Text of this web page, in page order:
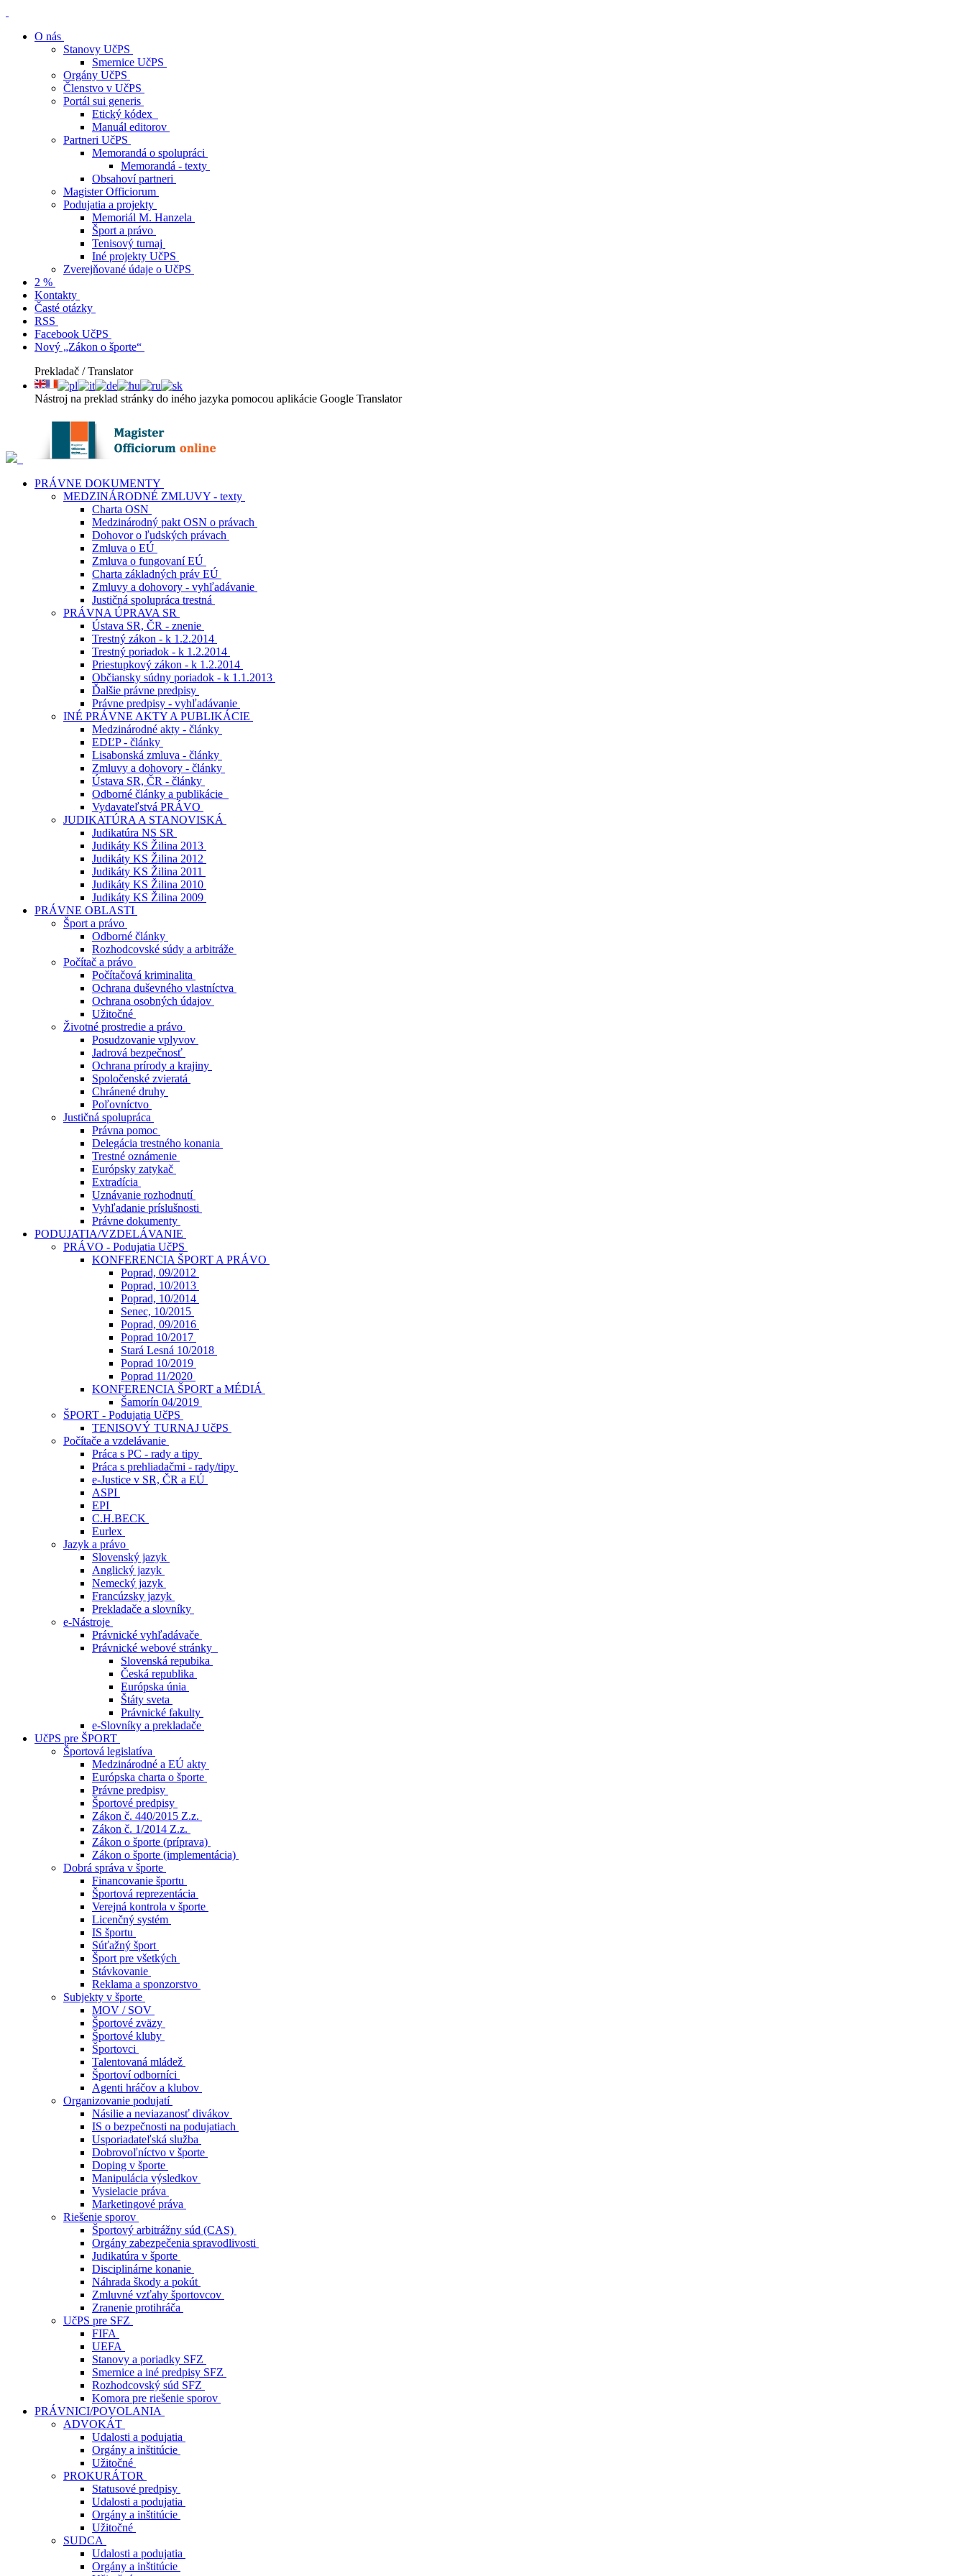
O nás
Stanovy UčPS
Smernice UčPS
Orgány UčPS
Členstvo v UčPS
Portál sui generis
Etický kódex
Manuál editorov
Partneri UčPS
Memorandá o spolupráci
Memorandá - texty
Obsahoví partneri
Magister Officiorum
Podujatia a projekty
Memoriál M. Hanzela
Šport a právo
Tenisový turnaj
Iné projekty UčPS
Zverejňované údaje o UčPS
2 %
Kontakty
Časté otázky
RSS
Facebook UčPS
Nový „Zákon o športe“
Prekladač / Translator
Nástroj na preklad stránky do iného jazyka pomocou aplikácie Google Translator
PRÁVNE DOKUMENTY
MEDZINÁRODNÉ ZMLUVY - texty
Charta OSN
Medzinárodný pakt OSN o právach
Dohovor o ľudských právach
Zmluva o EÚ
Zmluva o fungovaní EÚ
Charta základných práv EÚ
Zmluvy a dohovory - vyhľadávanie
Justičná spolupráca trestná
PRÁVNA ÚPRAVA SR
Ústava SR, ČR - znenie
Trestný zákon - k 1.2.2014
Trestný poriadok - k 1.2.2014
Priestupkový zákon - k 1.2.2014
Občiansky súdny poriadok - k 1.1.2013
Ďalšie právne predpisy
Právne predpisy - vyhľadávanie
INÉ PRÁVNE AKTY A PUBLIKÁCIE
Medzinárodné akty - články
EDĽP - články
Lisabonská zmluva - články
Zmluvy a dohovory - články
Ústava SR, ČR - články
Odborné články a publikácie
Vydavateľstvá PRÁVO
JUDIKATÚRA A STANOVISKÁ
Judikatúra NS SR
Judikáty KS Žilina 2013
Judikáty KS Žilina 2012
Judikáty KS Žilina 2011
Judikáty KS Žilina 2010
Judikáty KS Žilina 2009
PRÁVNE OBLASTI
Šport a právo
Odborné články
Rozhodcovské súdy a arbitráže
Počítač a právo
Počítačová kriminalita
Ochrana duševného vlastníctva
Ochrana osobných údajov
Užitočné
Životné prostredie a právo
Posudzovanie vplyvov
Jadrová bezpečnosť
Ochrana prírody a krajiny
Spoločenské zvieratá
Chránené druhy
Poľovníctvo
Justičná spolupráca
Právna pomoc
Delegácia trestného konania
Trestné oznámenie
Európsky zatykač
Extradícia
Uznávanie rozhodnutí
Vyhľadanie príslušnosti
Právne dokumenty
PODUJATIA/VZDELÁVANIE
PRÁVO - Podujatia UčPS
KONFERENCIA ŠPORT A PRÁVO
Poprad, 09/2012
Poprad, 10/2013
Poprad, 10/2014
Senec, 10/2015
Poprad, 09/2016
Poprad 10/2017
Stará Lesná 10/2018
Poprad 10/2019
Poprad 11/2020
KONFERENCIA ŠPORT a MÉDIÁ
Šamorín 04/2019
ŠPORT - Podujatia UčPS
TENISOVÝ TURNAJ UčPS
Počítače a vzdelávanie
Práca s PC - rady a tipy
Práca s prehliadačmi - rady/tipy
e-Justice v SR, ČR a EÚ
ASPI
EPI
C.H.BECK
Eurlex
Jazyk a právo
Slovenský jazyk
Anglický jazyk
Nemecký jazyk
Francúzsky jazyk
Prekladače a slovníky
e-Nástroje
Právnické vyhľadávače
Právnické webové stránky
Slovenská repubika
Česká republika
Európska únia
Štáty sveta
Právnické fakulty
e-Slovníky a prekladače
UčPS pre ŠPORT
Športová legislatíva
Medzinárodné a EÚ akty
Európska charta o športe
Právne predpisy
Športové predpisy
Zákon č. 440/2015 Z.z.
Zákon č. 1/2014 Z.z.
Zákon o športe (príprava)
Zákon o športe (implementácia)
Dobrá správa v športe
Financovanie športu
Športová reprezentácia
Verejná kontrola v športe
Licenčný systém
IS športu
Súťažný šport
Šport pre všetkých
Stávkovanie
Reklama a sponzorstvo
Subjekty v športe
MOV / SOV
Športové zväzy
Športové kluby
Športovci
Talentovaná mládež
Športoví odborníci
Agenti hráčov a klubov
Organizovanie podujatí
Násilie a neviazanosť divákov
IS o bezpečnosti na podujatiach
Usporiadateľská služba
Dobrovoľníctvo v športe
Doping v športe
Manipulácia výsledkov
Vysielacie práva
Marketingové práva
Riešenie sporov
Športový arbitrážny súd (CAS)
Orgány zabezpečenia spravodlivosti
Judikatúra v športe
Disciplinárne konanie
Náhrada škody a pokút
Zmluvné vzťahy športovcov
Zranenie protihráča
UčPS pre SFZ
FIFA
UEFA
Stanovy a poriadky SFZ
Smernice a iné predpisy SFZ
Rozhodcovský súd SFZ
Komora pre riešenie sporov
PRÁVNICI/POVOLANIA
ADVOKÁT
Udalosti a podujatia
Orgány a inštitúcie
Užitočné
PROKURÁTOR
Statusové predpisy
Udalosti a podujatia
Orgány a inštitúcie
Užitočné
SUDCA
Udalosti a podujatia
Orgány a inštitúcie